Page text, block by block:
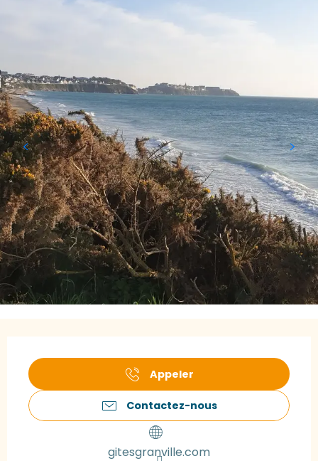
Appeler
Contactez-nous
gitesgranville.com